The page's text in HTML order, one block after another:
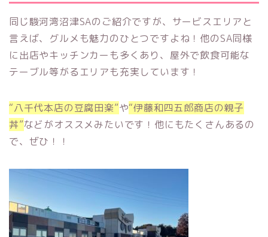
同じ駿河湾沼津SAのご紹介ですが、サービスエリアと
言えば、グルメも魅力のひとつですよね！他のSA同様
に出店やキッチンカーも多くあり、屋外で飲食可能な
テーブル等がるエリアも充実しています！
“八千代本店の豆腐田楽”や“伊藤和四五郎商店の親子
丼”などがオススメみたいです！他にもたくさんあるの
で、ぜひ！！